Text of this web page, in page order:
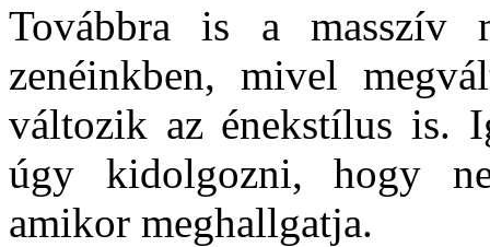
Továbbra is a masszív
zenéinkben, mivel
változik az énekstílus is.
úgy kidolgozni, hogy
amikor meghallgatja.